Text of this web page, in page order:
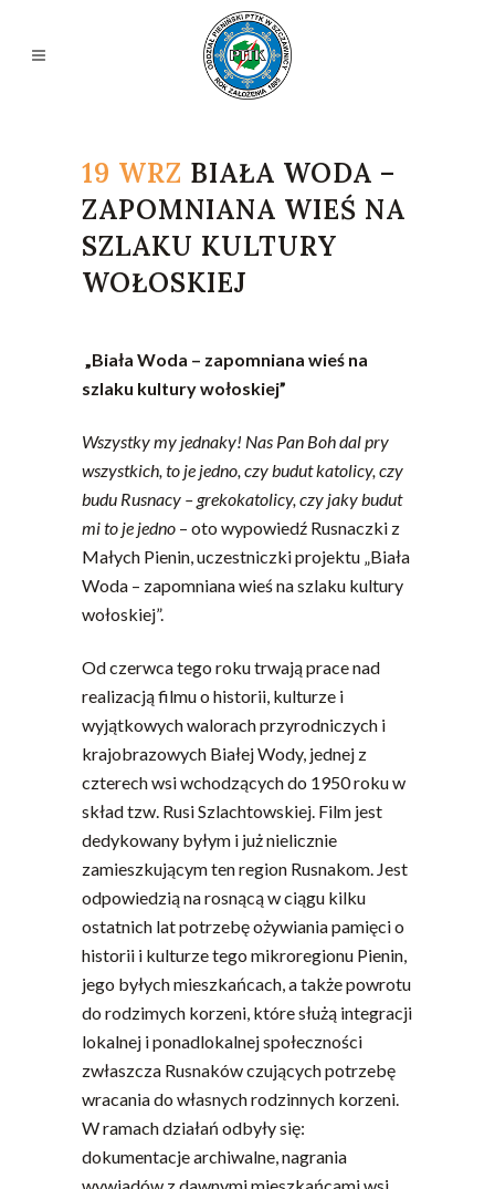
19 WRZ BIAŁA WODA –
ZAPOMNIANA WIEŚ NA
SZLAKU KULTURY
WOŁOSKIEJ
„Biała Woda – zapomniana wieś na
szlaku kultury wołoskiej”
Wszystky my jednaky! Nas Pan Boh dal pry
wszystkich, to je jedno, czy budut katolicy, czy
budu Rusnacy – grekokatolicy, czy jaky budut
mi to je jedno – oto wypowiedź Rusnaczki z
Małych Pienin, uczestniczki projektu „Biała
Woda – zapomniana wieś na szlaku kultury
wołoskiej”.
Od czerwca tego roku trwają prace nad
realizacją filmu o historii, kulturze i
wyjątkowych walorach przyrodniczych i
krajobrazowych Białej Wody, jednej z
czterech wsi wchodzących do 1950 roku w
skład tzw. Rusi Szlachtowskiej. Film jest
dedykowany byłym i już nielicznie
zamieszkującym ten region Rusnakom. Jest
odpowiedzią na rosnącą w ciągu kilku
ostatnich lat potrzebę ożywiania pamięci o
historii i kulturze tego mikroregionu Pienin,
jego byłych mieszkańcach, a także powrotu
do rodzimych korzeni, które służą integracji
lokalnej i ponadlokalnej społeczności
zwłaszcza Rusnaków czujących potrzebę
wracania do własnych rodzinnych korzeni.
W ramach działań odbyły się:
dokumentacje archiwalne, nagrania